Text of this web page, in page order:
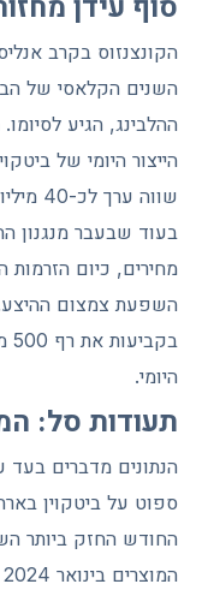
הקונצנזוס בקרב
השנים הקלאסי של
בעוד שבעבר מנגנון
השפעת צמצום ההיצע.
היומי.
תעודות סל:
החודש החזק ביותר